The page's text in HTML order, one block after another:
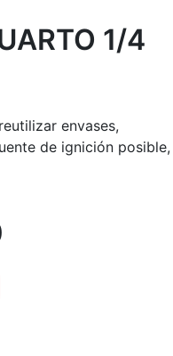
1/4
envases,
de ignición posible,